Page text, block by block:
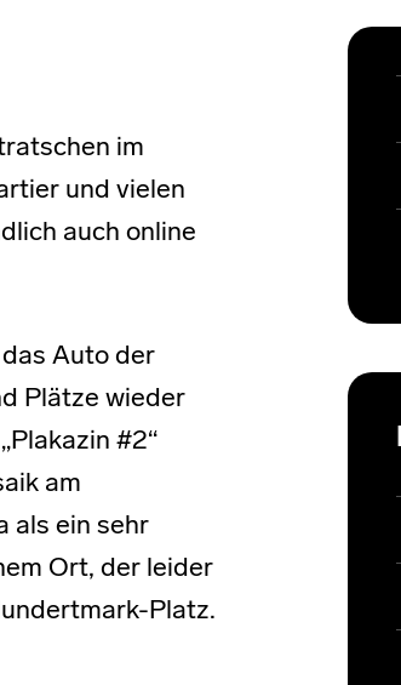
im
und vielen
auch online
Auto der
Plätze wieder
#2“
am
als ein sehr
Ort, der leider
Platz.